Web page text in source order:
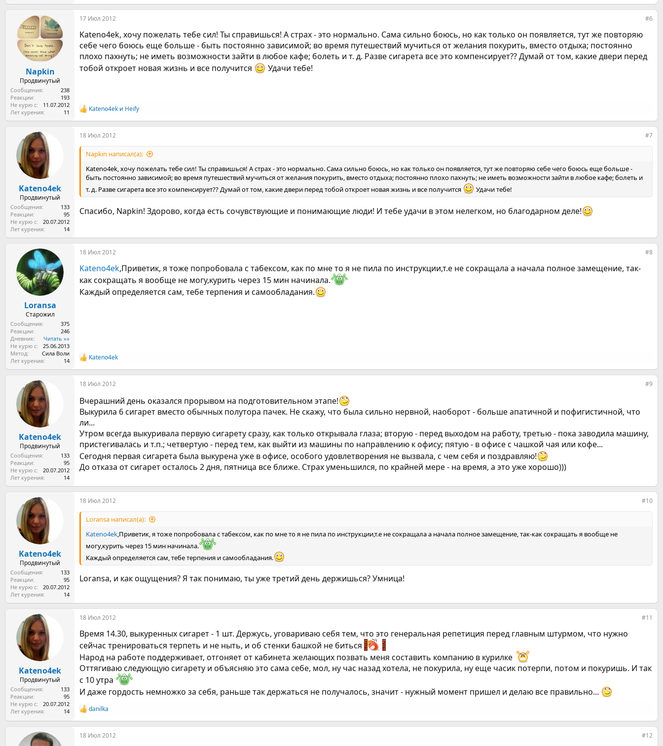
Napkin
Продвинутый
Сообщения
238
Реакции
193
Не курю с
11.07.2012
Лет курения
11
17 Июл 2012 #6
Kateno4ek, хочу пожелать тебе сил! Ты справишься! А страх - это нормально. Сама сильно боюсь, но как только он появляется, тут же повторяю
себе чего боюсь еще больше - быть постоянно зависимой; во время путешествий мучиться от желания покурить, вместо отдыха; постоянно
плохо пахнуть; не иметь возможности зайти в любое кафе; болеть и т. д. Разве сигарета все это компенсирует?? Думай от том, какие двери перед
тобой откроет новая жизнь и все получится
Удачи тебе!
Р
е
а
к
Kateno4ek и Heify
Kateno4ek
Продвинутый
Сообщения
133
Реакции
95
Не курю с
20.07.2012
Лет курения
14
18 Июл 2012 #7
Napkin написал(а):
Kateno4ek, хочу пожелать тебе сил! Ты справишься! А страх - это нормально. Сама сильно боюсь, но как только он появляется, тут же повторяю себе чего боюсь еще больше -
быть постоянно зависимой; во время путешествий мучиться от желания покурить, вместо отдыха; постоянно плохо пахнуть; не иметь возможности зайти в любое кафе; болеть и
т. д. Разве сигарета все это компенсирует?? Думай от том, какие двери перед тобой откроет новая жизнь и все получится
Удачи тебе!
Спасибо, Napkin! Здорово, когда есть сочувствующие и понимающие люди! И тебе удачи в этом нелегком, но благодарном деле!
Loransa
Старожил
Сообщения
375
Реакции
246
Дневник
Читать »»
Не курю с
25.06.2013
Метод
Сила Воли
Лет курения
14
18 Июл 2012 #8
Kateno4ek,Приветик, я тоже попробовала с табексом, как по мне то я не пила по инструкции,т.е не сокращала а начала полное замещение, так-
как сокращать я вообще не могу,курить через 15 мин начинала.
Каждый определяется сам, тебе терпения и самообладания.
Р
е
а
к
и
и
:
Kateno4ek
Kateno4ek
Продвинутый
Сообщения
133
Реакции
95
Не курю с
20.07.2012
Лет курения
14
18 Июл 2012 #9
Вчерашний день оказался прорывом на подготовительном этапе!
Выкурила 6 сигарет вместо обычных полутора пачек. Не скажу, что была сильно нервной, наоборот - больше апатичной и пофигистичной, что
ли...
Утром всегда выкуривала первую сигарету сразу, как только открывала глаза; вторую - перед выходом на работу, третью - пока заводила машину,
пристегивалась и т.п.; четвертую - перед тем, как выйти из машины по направлению к офису; пятую - в офисе с чашкой чая или кофе...
Сегодня первая сигарета была выкурена уже в офисе, особого удовлетворения не вызвала, с чем себя и поздравляю!
До отказа от сигарет осталось 2 дня, пятница все ближе. Страх уменьшился, по крайней мере - на время, а это уже хорошо)))
Kateno4ek
Продвинутый
Сообщения
133
Реакции
95
Не курю с
20.07.2012
Лет курения
14
18 Июл 2012 #10
Loransa написал(а):
Kateno4ek,Приветик, я тоже попробовала с табексом, как по мне то я не пила по инструкции,т.е не сокращала а начала полное замещение, так-как сокращать я вообще не
могу,курить через 15 мин начинала.
Каждый определяется сам, тебе терпения и самообладания.
Loransa, и как ощущения? Я так понимаю, ты уже третий день держишься? Умница!
Kateno4ek
Продвинутый
Сообщения
133
Реакции
95
Не курю с
20.07.2012
Лет курения
14
18 Июл 2012 #11
Время 14.30, выкуренных сигарет - 1 шт. Держусь, уговариваю себя тем, что это генеральная репетиция перед главным штурмом, что нужно
сейчас тренироваться терпеть и не ныть, и об стенки башкой не биться
Народ на работе поддерживает, отгоняет от кабинета желающих позвать меня составить компанию в курилке
Оттягиваю следующую сигарету и объясняю это сама себе, мол, ну час назад хотела, не покурила, ну еще часик потерпи, потом и покуришь. И так
с 10 утра
И даже гордость немножко за себя, раньше так держаться не получалось, значит - нужный момент пришел и делаю все правильно...
Р
е
а
к
danilka
18 Июл 2012 #12